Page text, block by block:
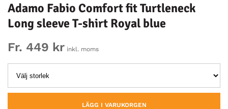
Adamo Fabio Comfort fit Turtleneck
Long sleeve T-shirt Royal blue
Fr. 449 kr inkl. moms
LÄGG I VARUKORGEN